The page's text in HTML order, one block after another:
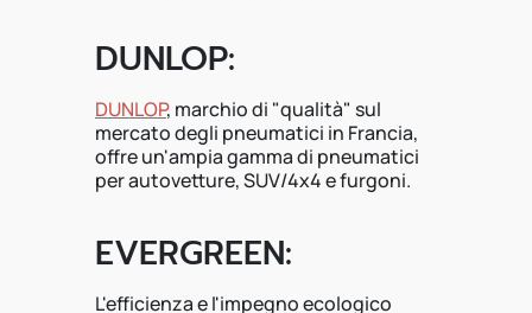
DUNLOP:
DUNLOP, marchio di "qualità" sul
mercato degli pneumatici in Francia,
offre un'ampia gamma di pneumatici
per autovetture, SUV/4x4 e furgoni.
EVERGREEN:
L'efficienza e l'impegno ecologico